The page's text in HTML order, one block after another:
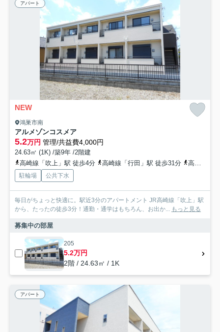
アパート
NEW
鴻巣市南
アルメゾンコスメア
5.2万円 管理/共益費4,000円
24.63㎡ (1K) /築9年 /2階建
高崎線「吹上」駅 徒歩4分
高崎線「行田」駅 徒歩31分 高崎線「北鴻巣」駅 徒歩42分
駐輪場 公共下水
毎日がちょっと快適に。駅近3分のアパートメント JR高崎線「吹上」駅
から、たったの徒歩3分！通勤・通学はもちろん、お出か...
もっと見る
募集中の部屋
205
5.2万円
2階 / 24.63㎡ / 1K
アパート